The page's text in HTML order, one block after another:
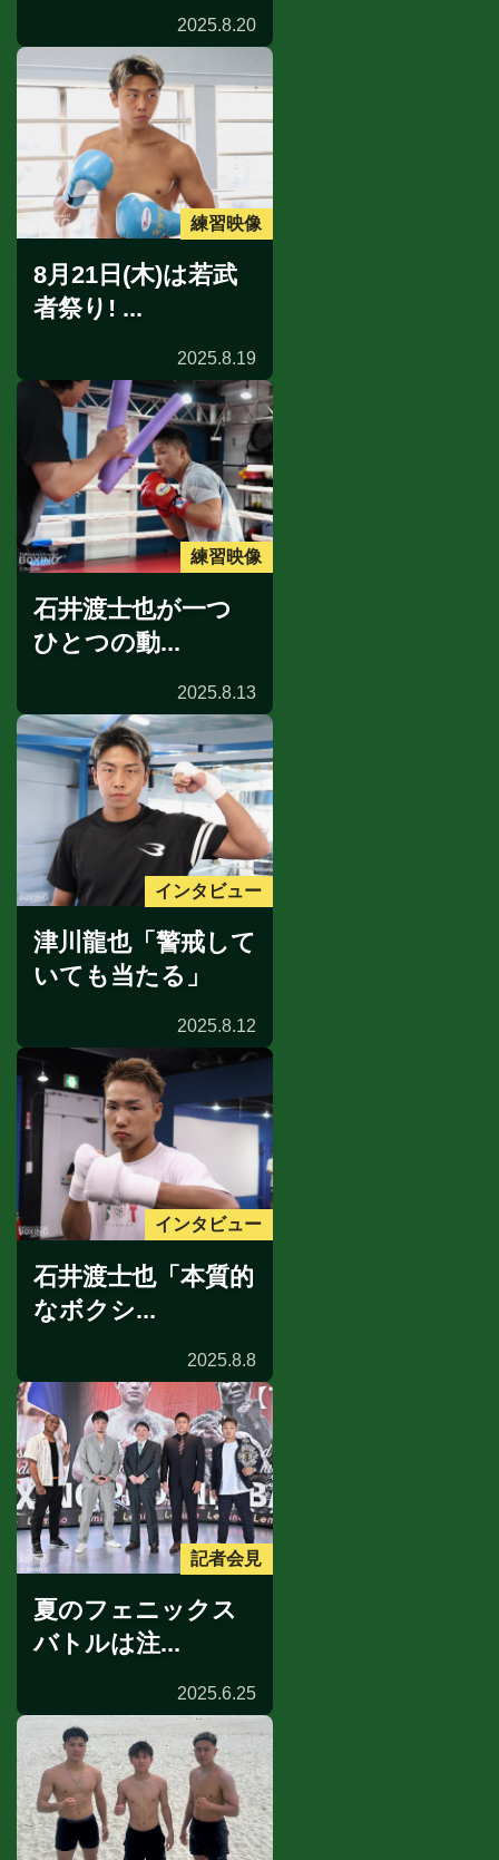
2025.8.20
練習映像
8月21日(木)は若武
者祭り! ...
2025.8.19
練習映像
石井渡士也が一つ
ひとつの動...
2025.8.13
インタビュー
津川龍也「警戒して
いても当たる」
2025.8.12
インタビュー
石井渡士也「本質的
なボクシ...
2025.8.8
記者会見
夏のフェニックス
バトルは注...
2025.6.25